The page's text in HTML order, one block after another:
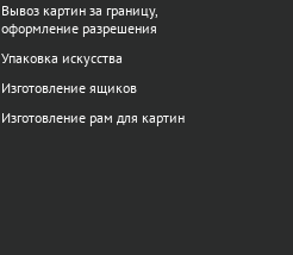
Вывоз картин за границу,
оформление разрешения
Упаковка искусства
Изготовление ящиков
Изготовление рам для картин